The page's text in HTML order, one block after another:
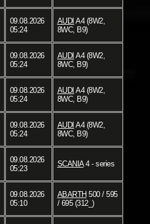
09.08.2026
05:24
AUDI A4 (8W2,
8WC, B9)
09.08.2026
05:24
AUDI A4 (8W2,
8WC, B9)
09.08.2026
05:24
AUDI A4 (8W2,
8WC, B9)
09.08.2026
05:24
AUDI A4 (8W2,
8WC, B9)
09.08.2026
05:23
SCANIA4 - series
09.08.2026
05:10
ABARTH 500 / 595
/ 695 (312_)